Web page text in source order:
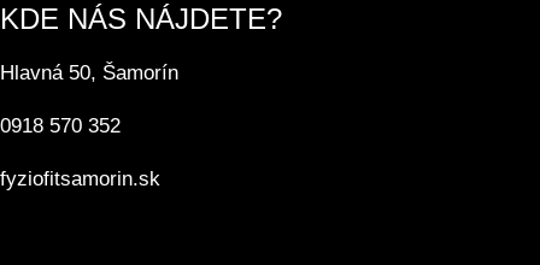
KDE NÁS NÁJDETE?
Hlavná 50, Šamorín
0918 570 352
fyziofitsamorin.sk